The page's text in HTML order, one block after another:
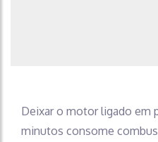
Deixar o motor ligado em
minutos consome